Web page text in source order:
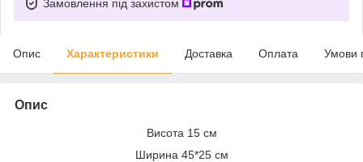
Замовлення під захистом
Опис Характеристики Доставка Оплата Умови
Опис
Висота 15 см
Ширина 45*25 см